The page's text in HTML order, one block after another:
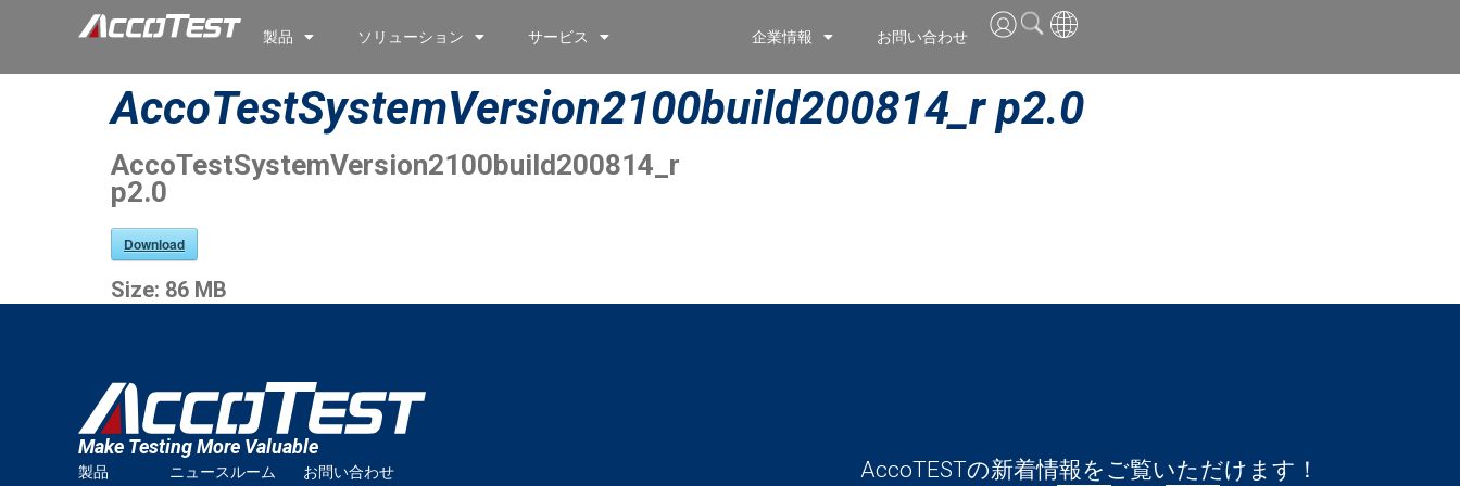
製品 ソリューション サービス 企業情報 お問い合わせ
AccoTestSystemVersion2100build200814_r p2.0
AccoTestSystemVersion2100build200814_r
p2.0
Download
Size: 86 MB
Make Testing More Valuable
製品 ニュースルーム お問い合わせ AccoTESTの新着情報をご覧いただけます！